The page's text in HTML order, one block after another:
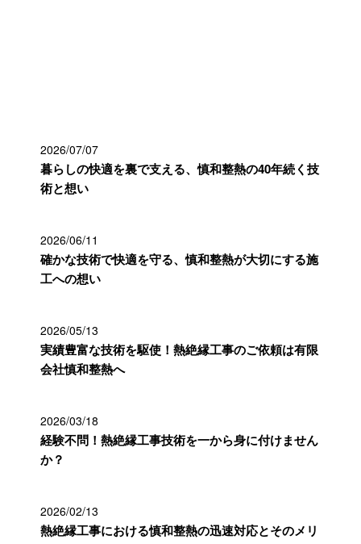
2026/07/07
暮らしの快適を裏で支える、慎和整熱の40年続く技
術と想い
2026/06/11
確かな技術で快適を守る、慎和整熱が大切にする施
工への想い
2026/05/13
実績豊富な技術を駆使！熱絶縁工事のご依頼は有限
会社慎和整熱へ
2026/03/18
経験不問！熱絶縁工事技術を一から身に付けません
か？
2026/02/13
熱絶縁工事における慎和整熱の迅速対応とそのメリ